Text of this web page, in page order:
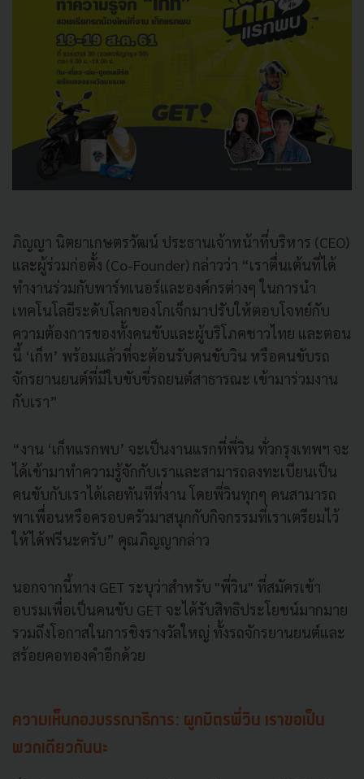
ภิญญา นิตยาเกษตรวัฒน์ ประธานเจ้าหน้าที่บริหาร (CEO)
และผู้ร่วมก่อตั้ง (Co-Founder) กล่าวว่า “เราตื่นเต้นที่ได้
ทำงานร่วมกับพาร์ทเนอร์และองค์กรต่างๆ ในการนำ
เทคโนโลยีระดับโลกของโกเจ็กมาปรับให้ตอบโจทย์กับ
ความต้องการของทั้งคนขับและผู้บริโภคชาวไทย และตอน
นี้ ‘เก็ท’ พร้อมแล้วที่จะต้อนรับคนขับวิน หรือคนขับรถ
จักรยานยนต์ที่มีใบขับขี่รถยนต์สาธารณะ เข้ามาร่วมงาน
กับเรา”
“งาน ‘เก็ทแรกพบ’ จะเป็นงานแรกที่พี่วิน ทั่วกรุงเทพฯ จะ
ได้เข้ามาทำความรู้จักกับเราและสามารถลงทะเบียนเป็น
คนขับกับเราได้เลยทันทีที่งาน โดยพี่วินทุกๆ คนสามารถ
พาเพื่อนหรือครอบครัวมาสนุกกับกิจกรรมที่เราเตรียมไว้
ให้ได้ฟรีนะครับ” คุณภิญญากล่าว
นอกจากนี้ทาง GET ระบุว่าสำหรับ "พี่วิน" ที่สมัครเข้า
อบรมเพื่อเป็นคนขับ GET จะได้รับสิทธิประโยชน์มากมาย
รวมถึงโอกาสในการชิงรางวัลใหญ่ ทั้งรถจักรยานยนต์และ
สร้อยคอทองคำอีกด้วย
ความเห็นกองบรรณาธิการ: ผูกมิตรพี่วิน เราขอเป็น
พวกเดียวกันนะ